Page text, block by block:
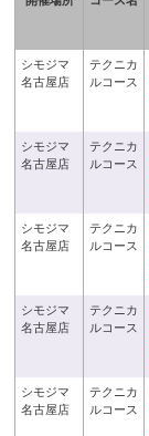
シモジマ
名古屋店
テクニカ
ルコース
シモジマ
名古屋店
テクニカ
ルコース
シモジマ
名古屋店
テクニカ
ルコース
シモジマ
名古屋店
テクニカ
ルコース
シモジマ
名古屋店
テクニカ
ルコース